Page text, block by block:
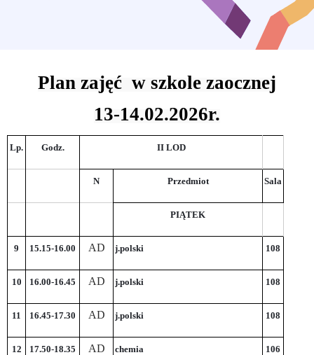
Plan zajęć w szkole zaocznej
13-14.02.2026r.
Lp. Godz. II LOD
N Przedmiot Sala
PIĄTEK
9 15.15-16.00 AD j.polski 108
10 16.00-16.45 AD j.polski 108
11 16.45-17.30 AD j.polski 108
12 17.50-18.35 AD chemia 106